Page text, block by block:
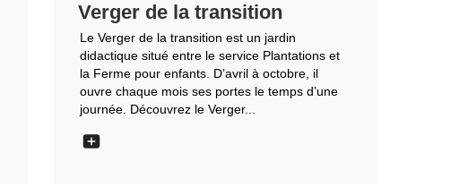
Verger de la transition
Le Verger de la transition est un jardin
didactique situé entre le service Plantations et
la Ferme pour enfants. D’avril à octobre, il
ouvre chaque mois ses portes le temps d’une
journée. Découvrez le Verger...